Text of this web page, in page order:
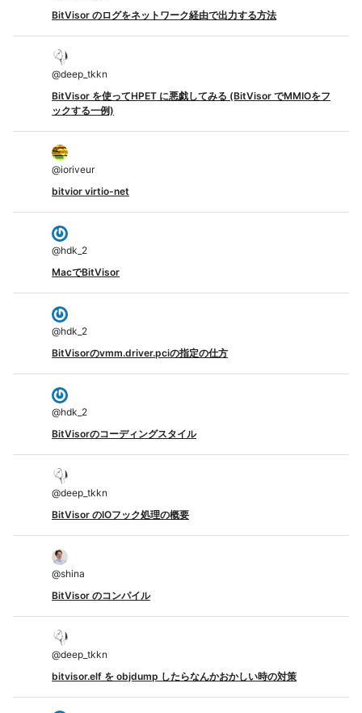
BitVisor のログをネットワーク経由で出力する方法
@deep_tkkn
BitVisor を使ってHPET に悪戯してみる (BitVisor でMMIOをフ
ックする一例)
@ioriveur
bitvior virtio-net
@hdk_2
MacでBitVisor
@hdk_2
BitVisorのvmm.driver.pciの指定の仕方
@hdk_2
BitVisorのコーディングスタイル
@deep_tkkn
BitVisor のIOフック処理の概要
@shina
BitVisor のコンパイル
@deep_tkkn
bitvisor.elf を objdump したらなんかおかしい時の対策